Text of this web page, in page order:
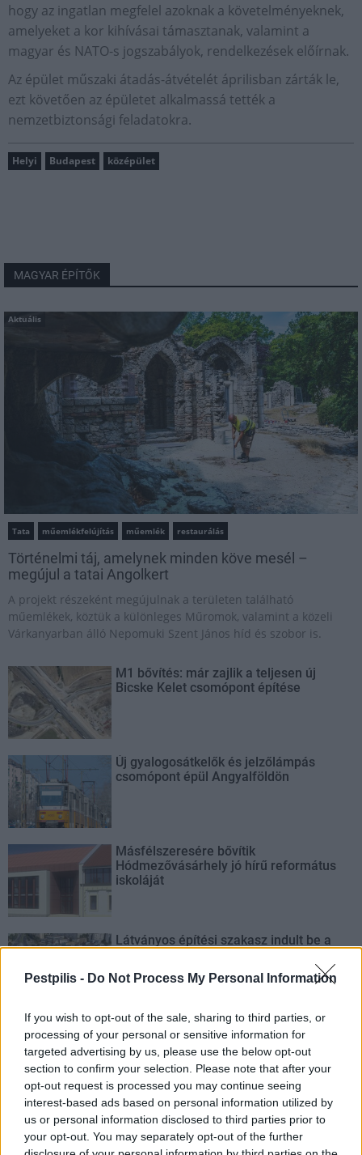
Pestpilis - Do Not Process My Personal Information
If you wish to opt-out of the sale, sharing to third parties, or
processing of your personal or sensitive information for
targeted advertising by us, please use the below opt-out
section to confirm your selection. Please note that after your
opt-out request is processed you may continue seeing
interest-based ads based on personal information utilized by
us or personal information disclosed to third parties prior to
your opt-out. You may separately opt-out of the further
hogy az ingatlan megfelel azoknak a követelményeknek,
amelyeket a kor kihívásai támasztanak, valamint a
magyar és NATO-s jogszabályok, rendelkezések előírnak.
Az épület műszaki átadás-átvételét áprilisban zárták le,
ezt követően az épületet alkalmassá tették a
nemzetbiztonsági feladatokra.
Helyi Budapest középület
MAGYAR ÉPÍTŐK
Aktuális
Tata műemlékfelújítás műemlék restaurálás
Történelmi táj, amelynek minden köve mesél –
megújul a tatai Angolkert
A projekt részeként megújulnak a területen található
műemlékek, köztük a különleges Műromok, valamint a közeli
Várkanyarban álló Nepomuki Szent János híd és szobor is.
M1 bővítés: már zajlik a teljesen új
Bicske Kelet csomópont építése
Új gyalogosátkelők és jelzőlámpás
csomópont épül Angyalföldön
Másfélszeresére bővítik
Hódmezővásárhely jó hírű református
iskoláját
Látványos építési szakasz indult be a
AJÁNLJUK MÉG